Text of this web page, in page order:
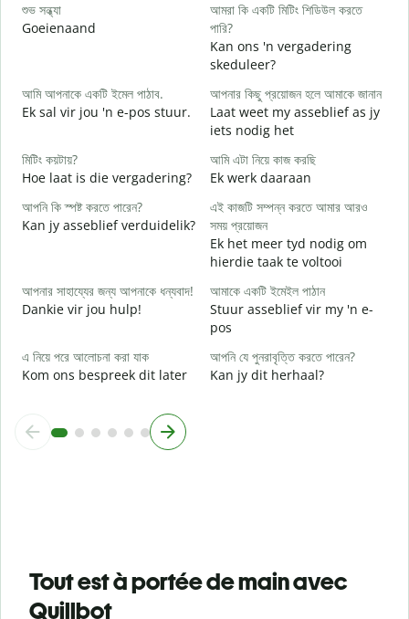
শুভ সন্ধ্যা
Goeienaand
আমরা কি একটি মিটিং শিডিউল করতে
পারি?
Kan ons 'n vergadering
skeduleer?
আমি আপনাকে একটি ইমেল পাঠাব.
Ek sal vir jou 'n e-pos stuur.
আপনার কিছু প্রয়োজন হলে আমাকে জানান
Laat weet my asseblief as jy
iets nodig het
মিটিং কয়টায়?
Hoe laat is die vergadering?
আমি এটা নিয়ে কাজ করছি
Ek werk daaraan
আপনি কি স্পষ্ট করতে পারেন?
Kan jy asseblief verduidelik?
এই কাজটি সম্পন্ন করতে আমার আরও
সময় প্রয়োজন
Ek het meer tyd nodig om
hierdie taak te voltooi
আপনার সাহায্যের জন্য আপনাকে ধন্যবাদ!
Dankie vir jou hulp!
আমাকে একটি ইমেইল পাঠান
Stuur asseblief vir my 'n e-
pos
এ নিয়ে পরে আলোচনা করা যাক
Kom ons bespreek dit later
আপনি যে পুনরাবৃত্তি করতে পারেন?
Kan jy dit herhaal?
Tout est à portée de main avec
Quillbot